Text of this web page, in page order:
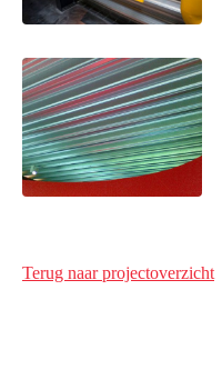
Terug naar projectoverzicht